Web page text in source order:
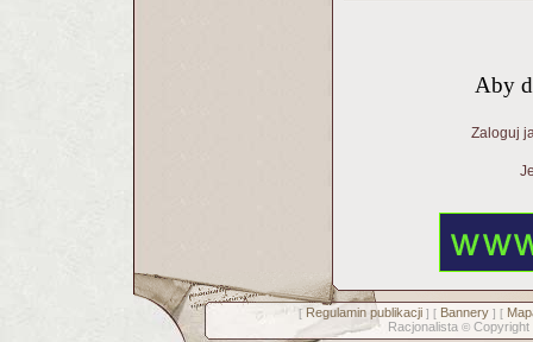
Aby
Zaloguj
[ Regulamin publikacji] [ Bannery] [
Racjonalista © Copyright